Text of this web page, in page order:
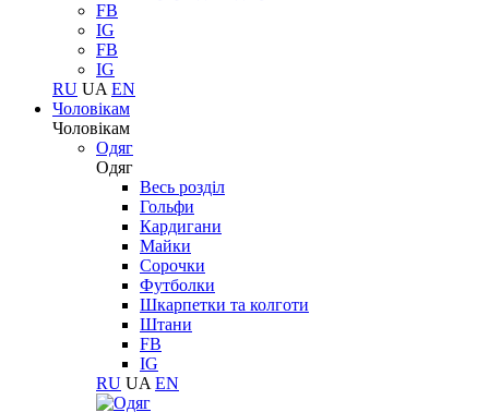
FB
IG
FB
IG
RU UA EN
Чоловікам
Чоловікам
Одяг
Одяг
Весь розділ
Гольфи
Кардигани
Майки
Сорочки
Футболки
Шкарпетки та колготи
Штани
FB
IG
RU UA EN